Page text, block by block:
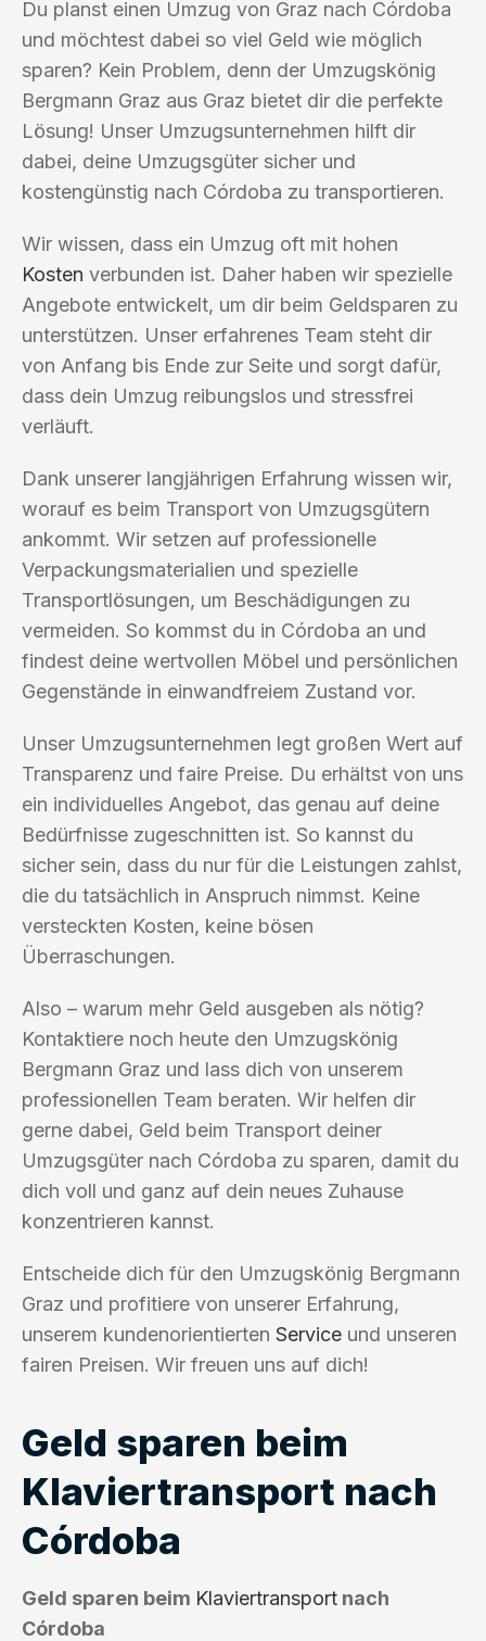
Du planst einen Umzug von Graz nach Córdoba
und möchtest dabei so viel Geld wie möglich
sparen? Kein Problem, denn der Umzugskönig
Bergmann Graz aus Graz bietet dir die perfekte
Lösung! Unser Umzugsunternehmen hilft dir
dabei, deine Umzugsgüter sicher und
kostengünstig nach Córdoba zu transportieren.
Wir wissen, dass ein Umzug oft mit hohen
Kosten verbunden ist. Daher haben wir spezielle
Angebote entwickelt, um dir beim Geldsparen zu
unterstützen. Unser erfahrenes Team steht dir
von Anfang bis Ende zur Seite und sorgt dafür,
dass dein Umzug reibungslos und stressfrei
verläuft.
Dank unserer langjährigen Erfahrung wissen wir,
worauf es beim Transport von Umzugsgütern
ankommt. Wir setzen auf professionelle
Verpackungsmaterialien und spezielle
Transportlösungen, um Beschädigungen zu
vermeiden. So kommst du in Córdoba an und
findest deine wertvollen Möbel und persönlichen
Gegenstände in einwandfreiem Zustand vor.
Unser Umzugsunternehmen legt großen Wert auf
Transparenz und faire Preise. Du erhältst von uns
ein individuelles Angebot, das genau auf deine
Bedürfnisse zugeschnitten ist. So kannst du
sicher sein, dass du nur für die Leistungen zahlst,
die du tatsächlich in Anspruch nimmst. Keine
versteckten Kosten, keine bösen
Überraschungen.
Also – warum mehr Geld ausgeben als nötig?
Kontaktiere noch heute den Umzugskönig
Bergmann Graz und lass dich von unserem
professionellen Team beraten. Wir helfen dir
gerne dabei, Geld beim Transport deiner
Umzugsgüter nach Córdoba zu sparen, damit du
dich voll und ganz auf dein neues Zuhause
konzentrieren kannst.
Entscheide dich für den Umzugskönig Bergmann
Graz und profitiere von unserer Erfahrung,
unserem kundenorientierten Service und unseren
fairen Preisen. Wir freuen uns auf dich!
Geld sparen beim
Klaviertransport nach
Córdoba
Geld sparen beim Klaviertransport nach
Córdoba